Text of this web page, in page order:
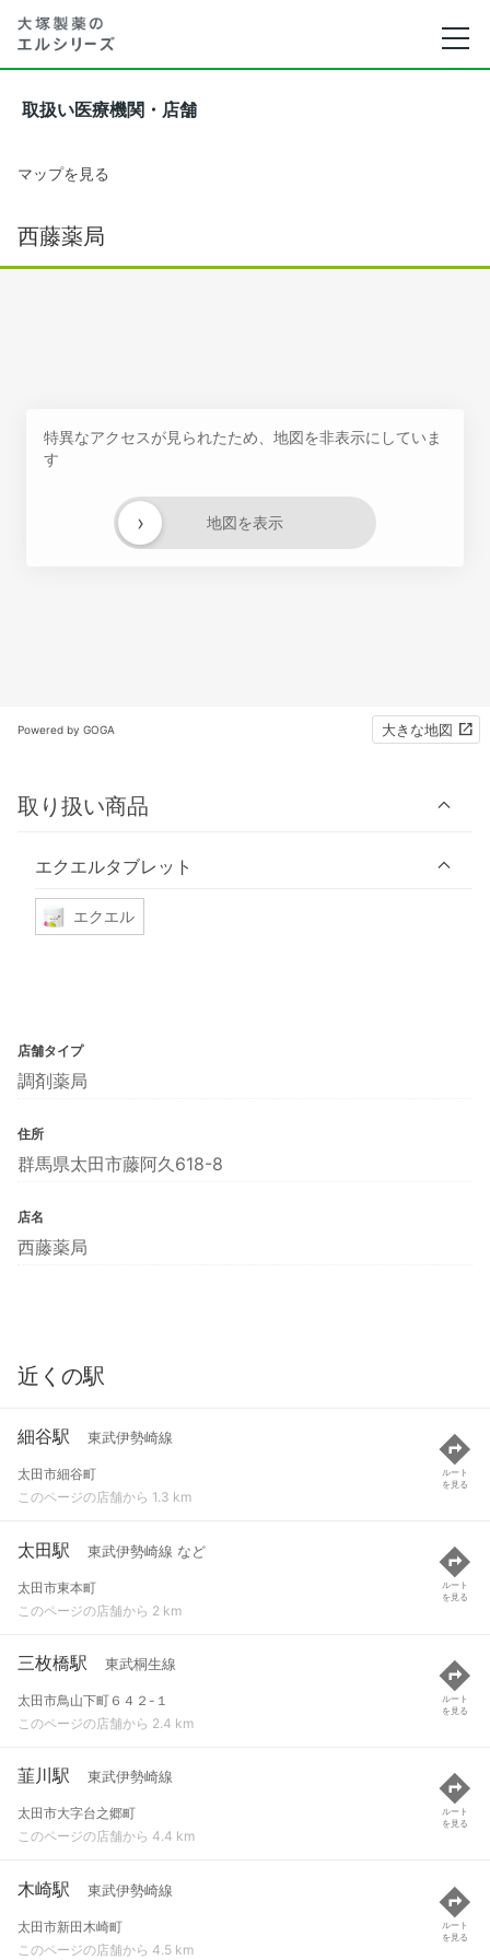
取扱い医療機関・店舗
マップを見る
西藤薬局
特異なアクセスが見られたため、地図を非表示にしていま
す
地図を表示
›
Powered by GOGA 大きな地図
取り扱い商品
エクエルタブレット
エクエル
店舗タイプ
調剤薬局
住所
群馬県太田市藤阿久618-8
店名
西藤薬局
近くの駅
細谷駅 東武伊勢崎線
太田市細谷町
このページの店舗から 1.3 km
ルート
を見る
太田駅 東武伊勢崎線 など
太田市東本町
このページの店舗から 2 km
ルート
を見る
三枚橋駅 東武桐生線
太田市鳥山下町６４２-１
このページの店舗から 2.4 km
ルート
を見る
韮川駅 東武伊勢崎線
太田市大字台之郷町
このページの店舗から 4.4 km
ルート
を見る
木崎駅 東武伊勢崎線
太田市新田木崎町
このページの店舗から 4.5 km
ルート
を見る